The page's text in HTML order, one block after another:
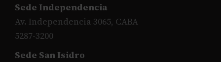
Sede Independencia
Av. Independencia 3065, CABA
5287-3200
Sede San Isidro